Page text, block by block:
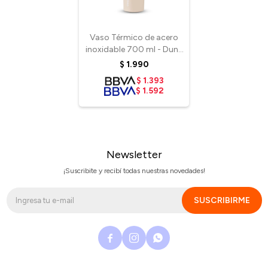
Vaso Térmico de acero
inoxidable 700 ml - Dune
Beige
$ 1.990
$ 1.393
$ 1.592
Newsletter
¡Suscribite y recibí todas nuestras novedades!
SUSCRIBIRME
  